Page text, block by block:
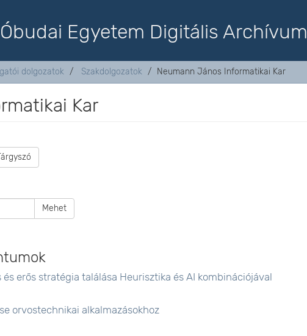
Óbudai Egyetem Digitális Archívum
dolgozatok Szakdolgozatok Neumann János Informatikai Kar
Kar
Mehet
erős stratégia találása Heurisztika és AI kombinációjával
orvostechnikai alkalmazásokhoz